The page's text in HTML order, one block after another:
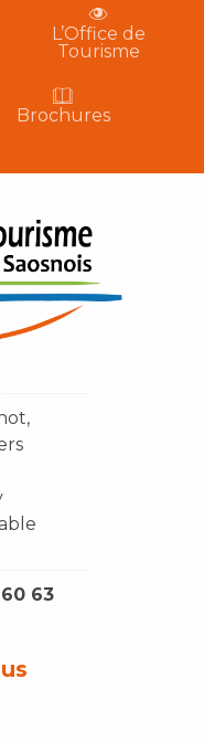
L’Office de
Tourisme
Brochures
63